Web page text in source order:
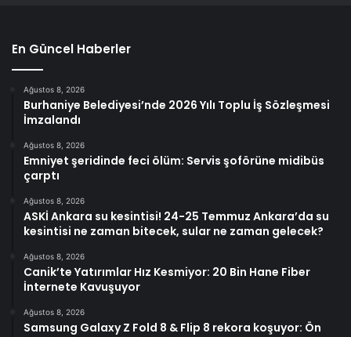
En Güncel Haberler
Ağustos 8, 2026
Burhaniye Belediyesi’nde 2026 Yılı Toplu İş Sözleşmesi
İmzalandı
Ağustos 8, 2026
Emniyet şeridinde feci ölüm: Servis şoförüne midibüs
çarptı
Ağustos 8, 2026
ASKİ Ankara su kesintisi! 24-25 Temmuz Ankara’da su
kesintisi ne zaman bitecek, sular ne zaman gelecek?
Ağustos 8, 2026
Canik’te Yatırımlar Hız Kesmiyor: 20 Bin Hane Fiber
İnternete Kavuşuyor
Ağustos 8, 2026
Samsung Galaxy Z Fold 8 & Flip 8 rekora koşuyor: Ön